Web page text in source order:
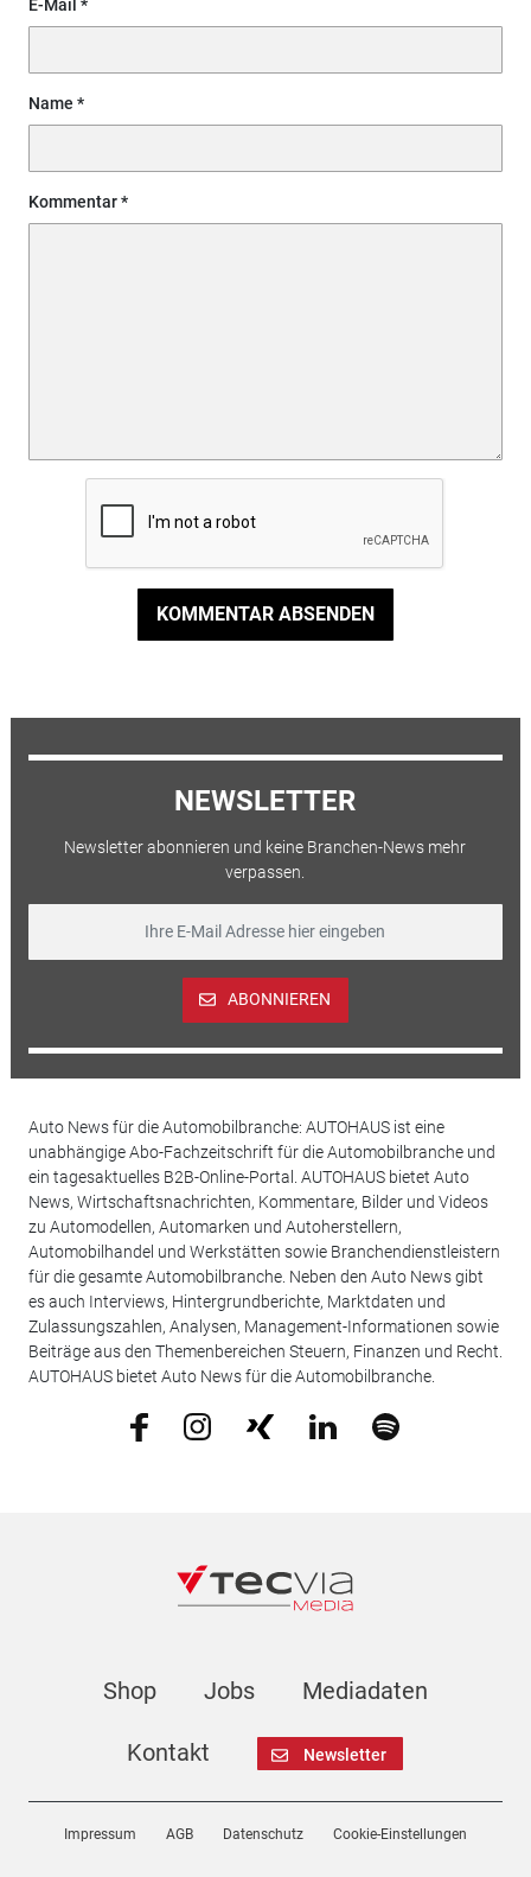
E-Mail
Name
Kommentar
KOMMENTAR ABSENDEN
NEWSLETTER
Newsletter abonnieren und keine Branchen-News mehr
verpassen.
ABONNIEREN
Auto News für die Automobilbranche: AUTOHAUS ist eine
unabhängige Abo-Fachzeitschrift für die Automobilbranche und
ein tagesaktuelles B2B-Online-Portal. AUTOHAUS bietet Auto
News, Wirtschaftsnachrichten, Kommentare, Bilder und Videos
zu Automodellen, Automarken und Autoherstellern,
Automobilhandel und Werkstätten sowie Branchendienstleistern
für die gesamte Automobilbranche. Neben den Auto News gibt
es auch Interviews, Hintergrundberichte, Marktdaten und
Zulassungszahlen, Analysen, Management-Informationen sowie
Beiträge aus den Themenbereichen Steuern, Finanzen und Recht.
AUTOHAUS bietet Auto News für die Automobilbranche.
Shop Jobs Mediadaten
Kontakt Newsletter
Impressum AGB Datenschutz Cookie-Einstellungen